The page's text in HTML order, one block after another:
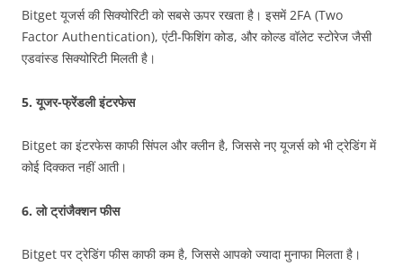
Bitget यूजर्स की सिक्योरिटी को सबसे ऊपर रखता है। इसमें 2FA (Two
Factor Authentication), एंटी-फिशिंग कोड, और कोल्ड वॉलेट स्टोरेज जैसी
एडवांस्ड सिक्योरिटी मिलती है।
5.यूजर-फ्रेंडली इंटरफेस
Bitget का इंटरफेस काफी सिंपल और क्लीन है, जिससे नए यूजर्स को भी ट्रेडिंग में
कोई दिक्कत नहीं आती।
6.लो ट्रांजैक्शन फीस
Bitget पर ट्रेडिंग फीस काफी कम है, जिससे आपको ज्यादा मुनाफा मिलता है।